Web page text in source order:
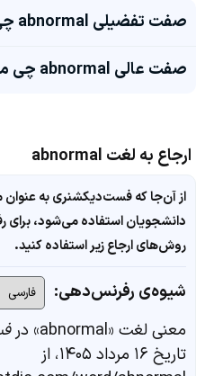
صفت تفضیلی abnormal چی میشه؟
صفت عالی abnormal چی میشه؟
ارجاع به لغت abnormal
از آن‌جا که فست‌دیکشنری به
دانشجویان استفاده می‌شود، برای
روش‌های ارجاع زیر استفاده کنید.
شیوه‌ی رفرنس‌دهی:
معنی لغت «abnormal» در
تاریخ ۱۶ مرداد ۱۴۰۵، از